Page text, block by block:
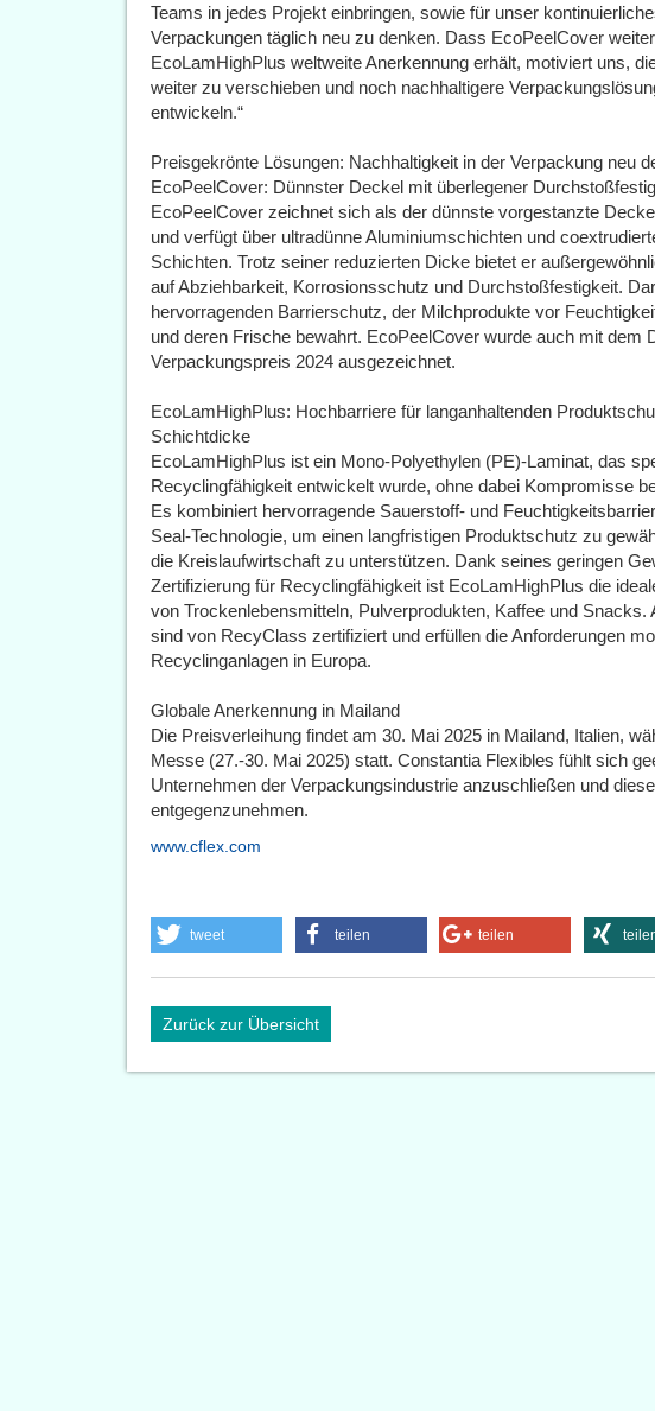
Teams in jedes Projekt einbringen, sowie für unser
Verpackungen täglich neu zu denken. Dass EcoPeelCover
EcoLamHighPlus weltweite Anerkennung erhält, motiviert uns,
weiter zu verschieben und noch nachhaltigere
entwickeln.“
Preisgekrönte Lösungen: Nachhaltigkeit in der Verpackung neu
EcoPeelCover: Dünnster Deckel mit überlegener
EcoPeelCover zeichnet sich als der dünnste vorgestanzte
und verfügt über ultradünne Aluminiumschichten und
Schichten. Trotz seiner reduzierten Dicke bietet er
auf Abziehbarkeit, Korrosionsschutz und Durchstoßfestigkeit.
hervorragenden Barrierschutz, der Milchprodukte vor
und deren Frische bewahrt. EcoPeelCover wurde auch mit dem
Verpackungspreis 2024 ausgezeichnet.
EcoLamHighPlus: Hochbarriere für langanhaltenden
Schichtdicke
EcoLamHighPlus ist ein Mono-Polyethylen (PE)-Laminat, das
Recyclingfähigkeit entwickelt wurde, ohne dabei Kompromisse
Es kombiniert hervorragende Sauerstoff- und
Seal-Technologie, um einen langfristigen Produktschutz zu
die Kreislaufwirtschaft zu unterstützen. Dank seines geringen
Zertifizierung für Recyclingfähigkeit ist EcoLamHighPlus die
von Trockenlebensmitteln, Pulverprodukten, Kaffee und Snacks.
sind von RecyClass zertifiziert und erfüllen die Anforderungen
Recyclinganlagen in Europa.
Globale Anerkennung in Mailand
Die Preisverleihung findet am 30. Mai 2025 in Mailand, Italien,
Messe (27.-30. Mai 2025) statt. Constantia Flexibles fühlt sich
Unternehmen der Verpackungsindustrie anzuschließen und
entgegenzunehmen.
www.cflex.com
tweet teilen teilen
Zurück zur Übersicht